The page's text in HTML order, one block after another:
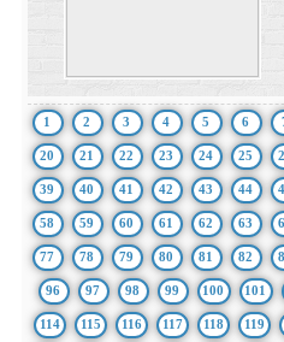
1 2 3 4 5 6
20 21 22 23 24 25
39 40 41 42 43 44
58 59 60 61 62 63
77 78 79 80 81 82
96 97 98 99 100 101
114 115 116 117 118 119